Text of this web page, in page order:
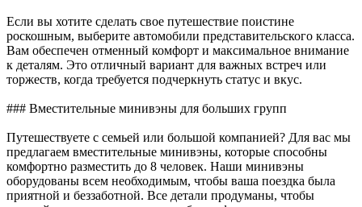
Если вы хотите сделать свое путешествие поистине
роскошным, выберите автомобили представительского класса.
Вам обеспечен отменный комфорт и максимальное внимание
к деталям. Это отличный вариант для важных встреч или
торжеств, когда требуется подчеркнуть статус и вкус.
### Вместительные минивэны для больших групп
Путешествуете с семьей или большой компанией? Для вас мы
предлагаем вместительные минивэны, которые способны
комфортно разместить до 8 человек. Наши минивэны
оборудованы всем необходимым, чтобы ваша поездка была
приятной и беззаботной. Все детали продуманы, чтобы